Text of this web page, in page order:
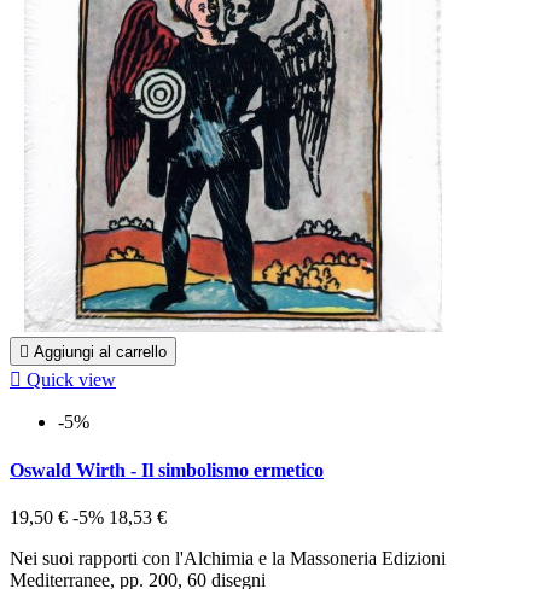
 Aggiungi al carrello
 Quick view
-5%
Oswald Wirth - Il simbolismo ermetico
19,50 € -5% 18,53 €
Nei suoi rapporti con l'Alchimia e la Massoneria Edizioni
Mediterranee, pp. 200, 60 disegni